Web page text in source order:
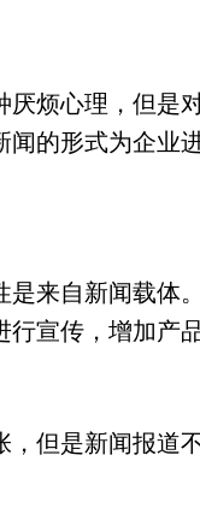
烦心理，但
的形式为企
来自新闻载
宣传，增加产
但是新闻报